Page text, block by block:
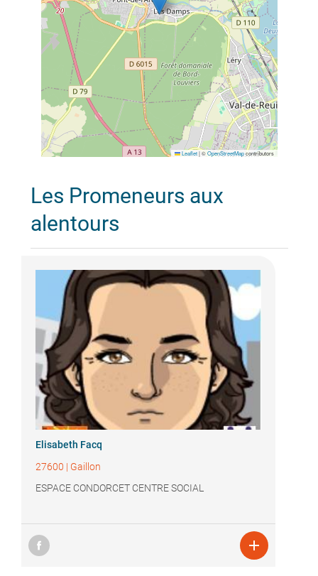
Leaflet |©OpenStreetMapcontributors
Les Promeneurs aux
alentours
Elisabeth Facq
27600 | Gaillon
ESPACE CONDORCET CENTRE SOCIAL
